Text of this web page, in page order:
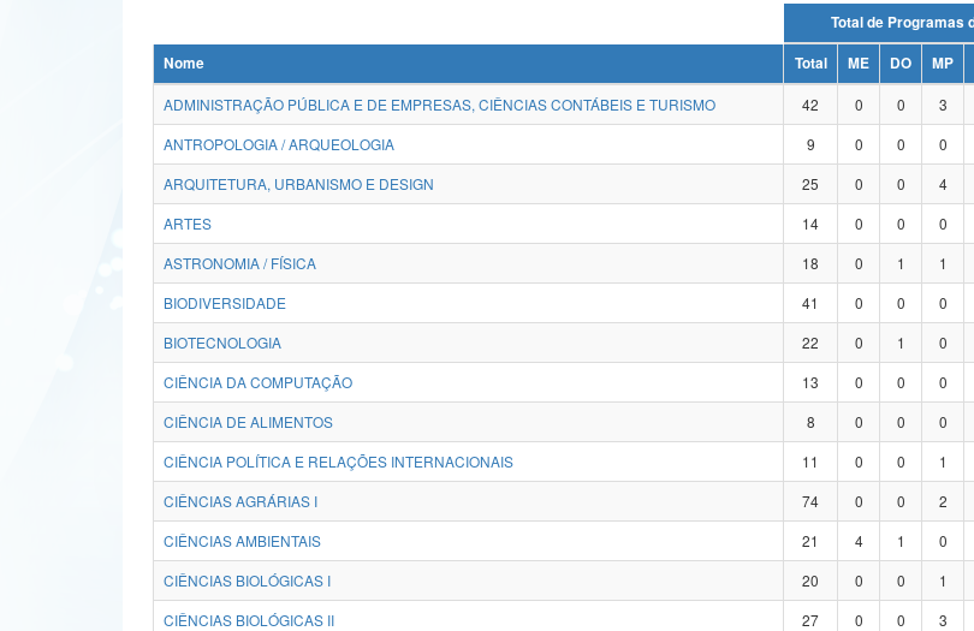
Nome
Total ME DO MP
ADMINISTRAÇÃO PÚBLICA E DE EMPRESAS, CIÊNCIAS CONTÁBEIS E TURISMO
42 0 0 3
ANTROPOLOGIA / ARQUEOLOGIA
9 0 0 0
ARQUITETURA, URBANISMO E DESIGN
25 0 0 4
ARTES
14 0 0 0
ASTRONOMIA / FÍSICA
18 0 1 1
BIODIVERSIDADE
41 0 0 0
BIOTECNOLOGIA
22 0 1 0
CIÊNCIA DA COMPUTAÇÃO
13 0 0 0
CIÊNCIA DE ALIMENTOS
8 0 0 0
CIÊNCIA POLÍTICA E RELAÇÕES INTERNACIONAIS
11 0 0 1
CIÊNCIAS AGRÁRIAS I
74 0 0 2
CIÊNCIAS AMBIENTAIS
21 4 1 0
CIÊNCIAS BIOLÓGICAS I
20 0 0 1
CIÊNCIAS BIOLÓGICAS II
27 0 0 3